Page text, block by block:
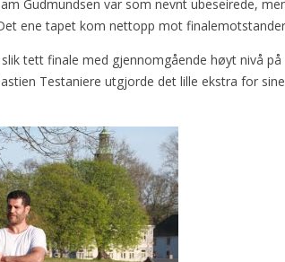
Gudmundsen var som nevnt ubeseirede,
ene tapet kom nettopp mot
tett finale med gjennomgående høyt nivå på
Testaniere utgjorde det lille ekstra for